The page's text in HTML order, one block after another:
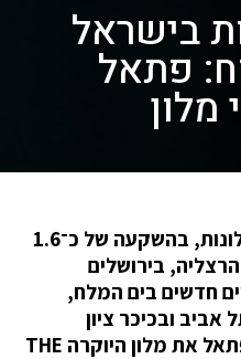
בישראל
פתאל
רשת פתאל תפתח שמונה מלונות, בהשקעה של כ־1.6
בירושלים
חדשים בים המלח,
ובכיכר ציון
בירושלים. לאחרונה רכשה פתאל את מלון היוקרה THE